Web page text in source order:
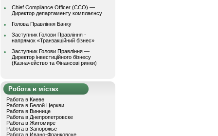
Chief Compliance Officer (CCO) —
Директор департаменту комплаєнсу
Голова Правління Банку
Заступник Голови Правління -
напрямок «Транзакційний бізнес»
Заступник Голови Правління —
Директор інвестиційного бізнесу
(Казначейство та Фінансові ринки)
Робота в містах
Работа в Киеве
Работа в Белой Церкви
Работа в Виннице
Работа в Днепропетровске
Работа в Житомире
Работа в Запорожье
Работа в Ивано-Франковске